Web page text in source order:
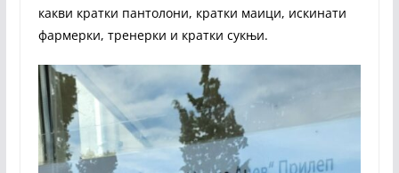
какви кратки пантолони, кратки маици, искинати
фармерки, тренерки и кратки сукњи.